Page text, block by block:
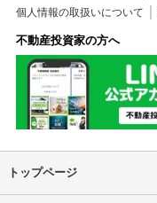
個人情報の取扱いについて
不動産投資家の方へ
トップページ